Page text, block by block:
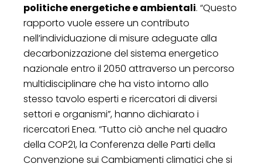
politiche energetiche e ambientali. “Questo
rapporto vuole essere un contributo
nell’individuazione di misure adeguate alla
decarbonizzazione del sistema energetico
nazionale entro il 2050 attraverso un percorso
multidisciplinare che ha visto intorno allo
stesso tavolo esperti e ricercatori di diversi
settori e organismi”, hanno dichiarato i
ricercatori Enea. “Tutto ciò anche nel quadro
della COP21, la Conferenza delle Parti della
Convenzione sui Cambiamenti climatici che si